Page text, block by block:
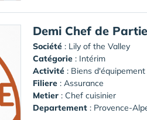
Demi Chef de
Société : Lily of the Valley
Catégorie : Intérim
Activité : Biens
Filiere : Assurance
Metier : Chef cuisinier
Departement : Provence-